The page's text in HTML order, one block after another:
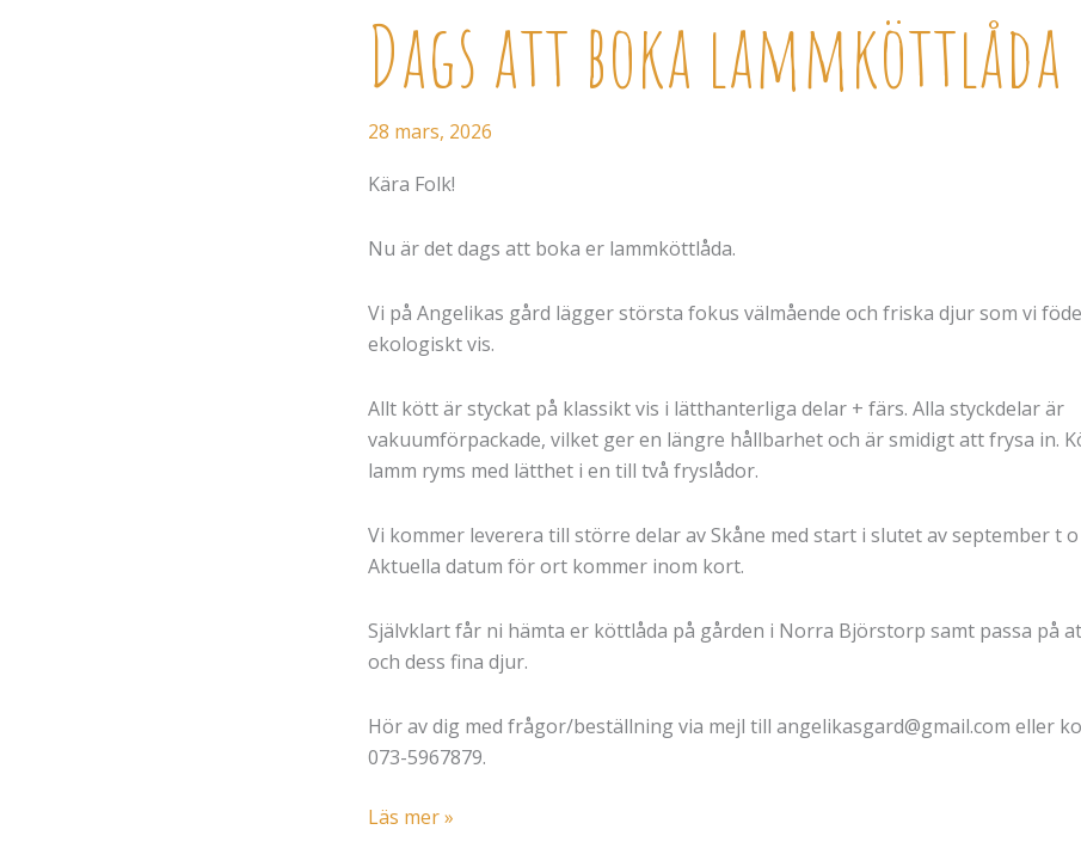
Dags att boka lammköttlåda
28 mars, 2026
Kära Folk!
Nu är det dags att boka er lammköttlåda.
Vi på Angelikas gård lägger största fokus välmående och friska djur som vi
ekologiskt vis.
Allt kött är styckat på klassikt vis i lätthanterliga delar + färs. Alla styckdelar är
vakuumförpackade, vilket ger en längre hållbarhet och är smidigt att frysa in.
lamm ryms med lätthet i en till två fryslådor.
Vi kommer leverera till större delar av Skåne med start i slutet av september t o
Aktuella datum för ort kommer inom kort.
Självklart får ni hämta er köttlåda på gården i Norra Björstorp samt passa på
och dess fina djur.
Hör av dig med frågor/beställning via mejl till angelikasgard@gmail.com eller
073-5967879.
Dags
Läs mer »